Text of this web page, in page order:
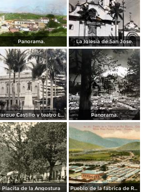
Panorama. La Iglesia de San Jose.
Parque Castillo y teatro Llave. Panorama.
Placita de la Angostura Pueblo de la fábrica de Río Blanco